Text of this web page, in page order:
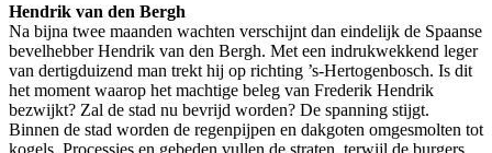
Hendrik van den Bergh
Na bijna twee maanden wachten verschijnt dan eindelijk de Spaanse
bevelhebber Hendrik van den Bergh. Met een indrukwekkend leger
van dertigduizend man trekt hij op richting ’s-Hertogenbosch. Is dit
het moment waarop het machtige beleg van Frederik Hendrik
bezwijkt? Zal de stad nu bevrijd worden? De spanning stijgt.
Binnen de stad worden de regenpijpen en dakgoten omgesmolten tot
kogels. Processies en gebeden vullen de straten, terwijl de burgers